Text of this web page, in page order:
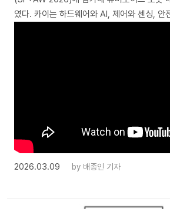
였다. 카이는 하드웨어와 AI, 제어와 센싱, 안
2026.03.09 by 배종인 기자